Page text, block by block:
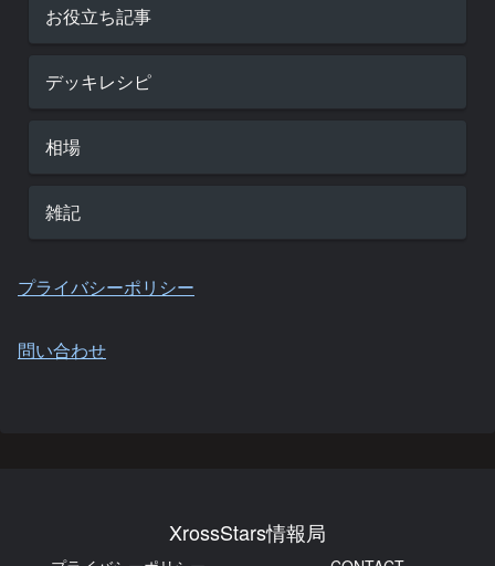
お役立ち記事
デッキレシピ
相場
雑記
プライバシーポリシー
問い合わせ
XrossStars情報局